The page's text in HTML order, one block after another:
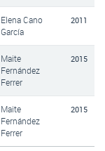
Elena Cano
García
2011
Maite
Fernández
Ferrer
2015
Maite
Fernández
Ferrer
2015